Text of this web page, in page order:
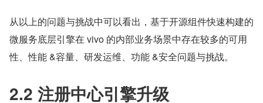
从以上的问题与挑战中可以看出，基于开源组件快速构建的
微服务底层引擎在 vivo 的内部业务场景中存在较多的可用
性、性能 &容量、研发运维、功能 &安全问题与挑战。
2.2 注册中心引擎升级